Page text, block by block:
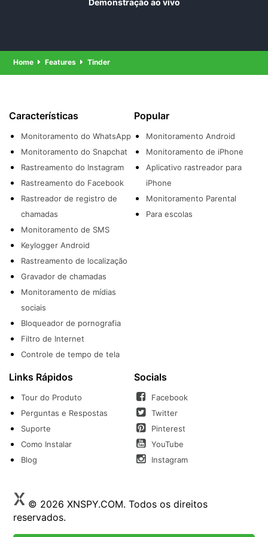
localização, sem a necessidade para acessar
o aplicativo de maneira responsável.
Demonstração ao vivo
Home Features Tinder
Características
Monitoramento do WhatsApp
Monitoramento do Snapchat
Rastreamento do Instagram
Rastreamento do Facebook
Rastreador de registro de
chamadas
Monitoramento de SMS
Keylogger Android
Rastreamento de localização
Gravador de chamadas
Monitoramento de mídias
sociais
Bloqueador de pornografia
Filtro de Internet
Controle de tempo de tela
Popular
Monitoramento Android
Monitoramento de iPhone
Aplicativo rastreador para
iPhone
Monitoramento Parental
Para escolas
Links Rápidos
Tour do Produto
Perguntas e Respostas
Suporte
Como Instalar
Blog
Socials
Facebook
Twitter
Pinterest
YouTube
Instagram
© 2026 XNSPY.COM. Todos os direitos
reservados.